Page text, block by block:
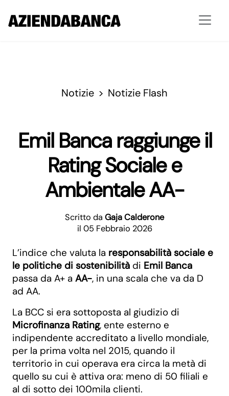
Notizie Notizie Flash
Emil Banca raggiunge il
Rating Sociale e
Ambientale AA-
Scritto da Gaja Calderone
il 05 Febbraio 2026
L’indice che valuta la responsabilità sociale e
le politiche di sostenibilità di Emil Banca
passa da A+ a AA-, in una scala che va da D
ad AA.
La BCC si era sottoposta al giudizio di
Microfinanza Rating, ente esterno e
indipendente accreditato a livello mondiale,
per la prima volta nel 2015, quando il
territorio in cui operava era circa la metà di
quello su cui è attiva ora: meno di 50 filiali e
al di sotto dei 100mila clienti.